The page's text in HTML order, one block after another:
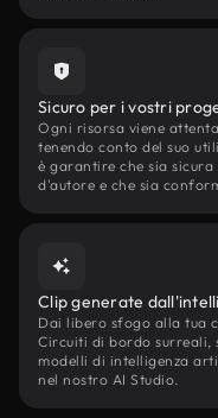
Sicuro per i vostri
Ogni risorsa viene
tenendo conto del suo
è garantire che sia
d'autore e che sia
Clip generate
Dai libero sfogo alla tua
Circuiti di bordo surreali,
modelli di intelligenza
nel nostro AI Studio.